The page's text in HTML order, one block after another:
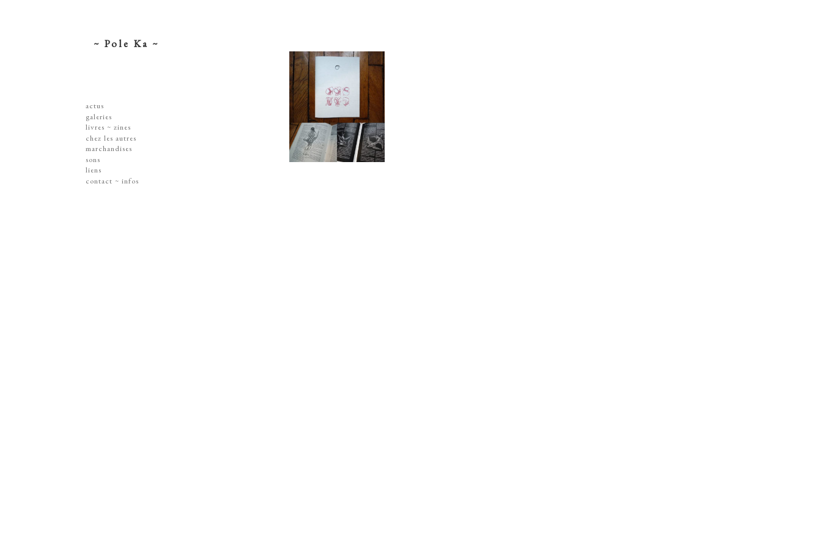
~ Pole Ka ~
actus
galeries
dessins ~ illustrations
affiches ~ concerts ~ disques
gravures
peintures
dissections ~ découpes
jouets ~ objets
livres ~ zines
chez les autres
marchandises
sérigraphies
livres & zines
gravures
sons
liens
contact ~ infos